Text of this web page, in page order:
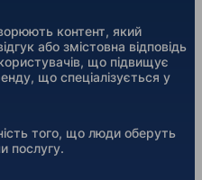
контент, який
або змістовна відповідь
що підвищує
що спеціалізується у
того, що люди оберуть
послугу.